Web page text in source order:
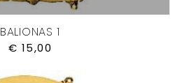
BALIONAS 1
€ 15,00